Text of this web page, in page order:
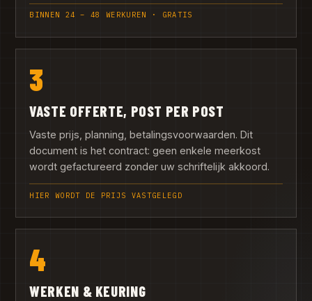
BINNEN 24 – 48 WERKUREN · GRATIS
3
VASTE OFFERTE, POST PER POST
Vaste prijs, planning, betalingsvoorwaarden. Dit
document is het contract: geen enkele meerkost
wordt gefactureerd zonder uw schriftelijk akkoord.
HIER WORDT DE PRIJS VASTGELEGD
4
WERKEN & KEURING